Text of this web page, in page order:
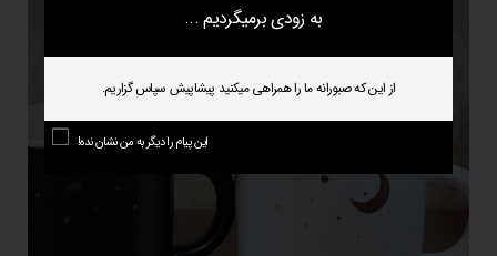
به زودی برمیگردیم ...
از این که صبورانه ما را همراهی میکنید پیشاپیش سپاس گزاریم.
این پیام را دیگر به من نشان نده!